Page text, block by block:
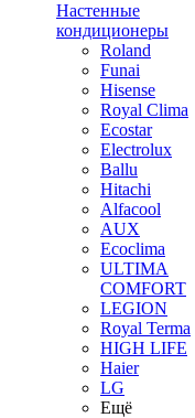
Настенные
кондиционеры
Roland
Funai
Hisense
Royal Clima
Ecostar
Electrolux
Ballu
Hitachi
Alfacool
AUX
Ecoclima
ULTIMA
COMFORT
LEGION
Royal Terma
HIGH LIFE
Haier
LG
Ещё